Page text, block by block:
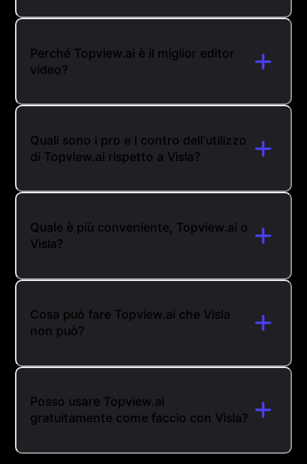
Perché Topview.ai è il miglior editor
video?
Quali sono i pro e i contro dell'utilizzo
di Topview.ai rispetto a Visla?
Quale è più conveniente, Topview.ai o
Visla?
Cosa può fare Topview.ai che Visla
non può?
Posso usare Topview.ai
gratuitamente come faccio con Visla?